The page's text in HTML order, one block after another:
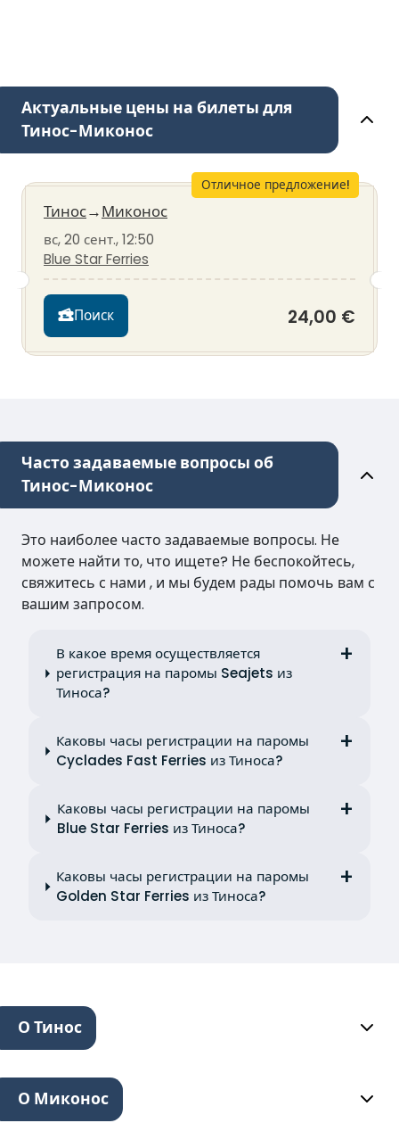
Актуальные цены на билеты для
Тинос-Миконос
Отличное предложение!
Тинос→Миконос
вс, 20 сент., 12:50
Blue Star Ferries
Поиск 24,00 €
Часто задаваемые вопросы об
Тинос-Миконос
Это наиболее часто задаваемые вопросы. Не
можете найти то, что ищете? Не беспокойтесь,
свяжитесь с нами , и мы будем рады помочь вам с
вашим запросом.
В какое время осуществляется
регистрация на паромы Seajets из
Тиноса?
Каковы часы регистрации на паромы
Cyclades Fast Ferries из Тиноса?
Каковы часы регистрации на паромы
Blue Star Ferries из Тиноса?
Каковы часы регистрации на паромы
Golden Star Ferries из Тиноса?
О Тинос
О Миконос